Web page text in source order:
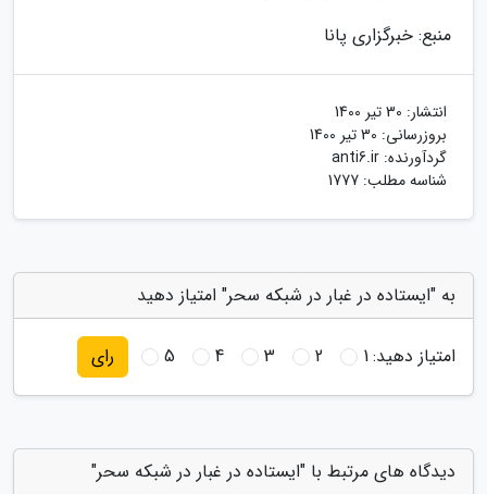
منبع: خبرگزاری پانا
انتشار: 30 تیر 1400
بروزرسانی: 30 تیر 1400
گردآورنده: anti6.ir
شناسه مطلب: 1777
به "ایستاده در غبار در شبکه سحر" امتیاز دهید
امتیاز دهید:1
2
3
4
5 رای
دیدگاه های مرتبط با "ایستاده در غبار در شبکه سحر"